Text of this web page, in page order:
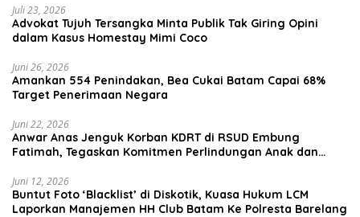
Juli 23, 2026
Advokat Tujuh Tersangka Minta Publik Tak Giring Opini
dalam Kasus Homestay Mimi Coco
Juni 26, 2026
Amankan 554 Penindakan, Bea Cukai Batam Capai 68%
Target Penerimaan Negara
Juni 22, 2026
Anwar Anas Jenguk Korban KDRT di RSUD Embung
Fatimah, Tegaskan Komitmen Perlindungan Anak dan
Juni 12, 2026
Buntut Foto ‘Blacklist’ di Diskotik, Kuasa Hukum LCM
Laporkan Manajemen HH Club Batam Ke Polresta Barelang